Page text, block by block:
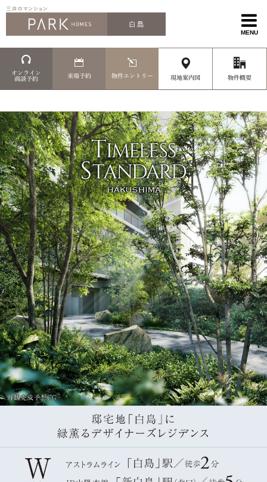
MENU
オンライン
商談予約
来場予約 物件エントリー 現地案内図 物件概要